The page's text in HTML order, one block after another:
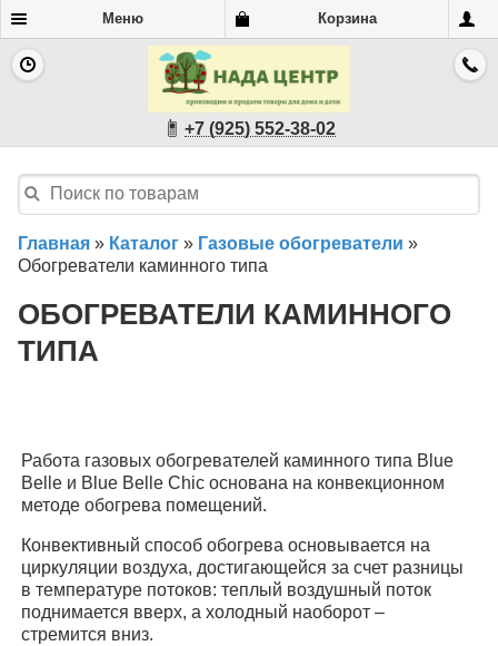
Меню Корзина
+7 (925) 552-38-02
Главная » Каталог » Газовые обогреватели »
Обогреватели каминного типа
ОБОГРЕВАТЕЛИ КАМИННОГО
ТИПА
Работа газовых обогревателей каминного типа Blue
Belle и Blue Belle Chic основана на конвекционном
методе обогрева помещений.
Конвективный способ обогрева основывается на
циркуляции воздуха, достигающейся за счет разницы
в температуре потоков: теплый воздушный поток
поднимается вверх, а холодный наоборот –
стремится вниз.